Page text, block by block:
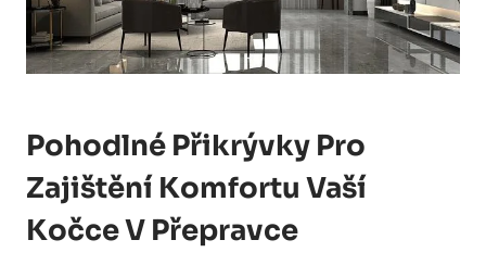
Pohodlné Přikrývky Pro
Zajištění Komfortu Vaší
Kočce V Přepravce